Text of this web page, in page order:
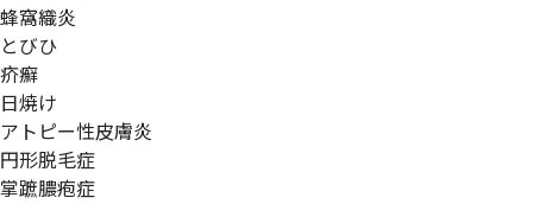
蜂窩織炎
とびひ
疥癬
日焼け
アトピー性皮膚炎
円形脱毛症
掌蹠膿疱症